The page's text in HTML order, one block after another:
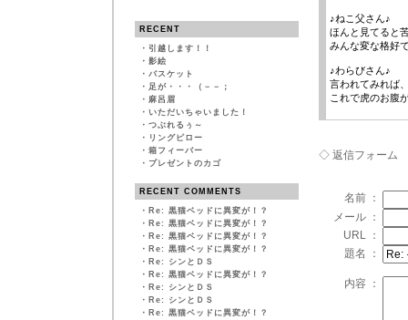
RECENT
・ 引越します！！
・ 影絵
・ バスケット
・ 足が・・・（－－；
・ 麻呂眉
・ いただいちゃいました！
・ つぶれるぅ～
・ リングピロー
・ 箱フィーバー
・ プレゼントのカゴ
RECENT COMMENTS
・ Re: 黒猫ベッドに異変が！？
・ Re: 黒猫ベッドに異変が！？
・ Re: 黒猫ベッドに異変が！？
・ Re: 黒猫ベッドに異変が！？
・ Re: シンとＤＳ
・ Re: 黒猫ベッドに異変が！？
・ Re: シンとＤＳ
・ Re: シンとＤＳ
・ Re: 黒猫ベッドに異変が！？
♪ねこ父さん♪
ほんと見てると
みんな変な格好
♪わらびさん♪
言われてみれば
これで虎のお腹
◇ 返信フォーム
名前 ：
メール ：
URL ：
題名 ：
内容 ：